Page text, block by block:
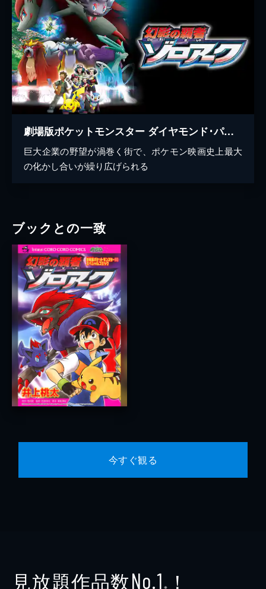
劇場版ポケットモンスター ダイヤモンド･パール 幻影の覇者 ゾロアーク
巨大企業の野望が渦巻く街で、ポケモン映画史上最大
の化かし合いが繰り広げられる
ブックとの一致
今すぐ観る
見放題作品数No.1 ※ ！